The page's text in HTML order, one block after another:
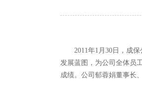
2011年1月30日，成
发展蓝图，为公司全体员
成绩。公司郁蓉娟董事长